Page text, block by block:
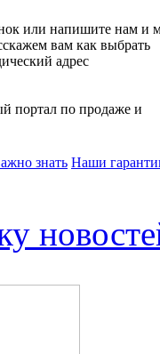
или напишите нам и
вам как выбрать
адрес
портал по продаже и
знать Наши